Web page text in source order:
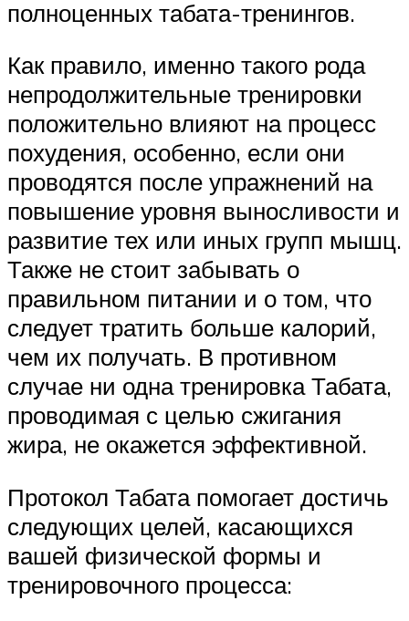
полноценных табата-тренингов.
Как правило, именно такого рода
непродолжительные тренировки
положительно влияют на процесс
похудения, особенно, если они
проводятся после упражнений на
повышение уровня выносливости и
развитие тех или иных групп мышц.
Также не стоит забывать о
правильном питании и о том, что
следует тратить больше калорий,
чем их получать. В противном
случае ни одна тренировка Табата,
проводимая с целью сжигания
жира, не окажется эффективной.
Протокол Табата помогает достичь
следующих целей, касающихся
вашей физической формы и
тренировочного процесса: